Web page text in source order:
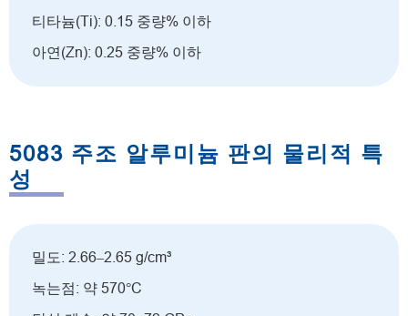
티타늄(Ti): 0.15 중량% 이하
아연(Zn): 0.25 중량% 이하
5083 주조 알루미늄 판의 물리적 특
성
밀도: 2.66–2.65 g/cm³
녹는점: 약 570°C